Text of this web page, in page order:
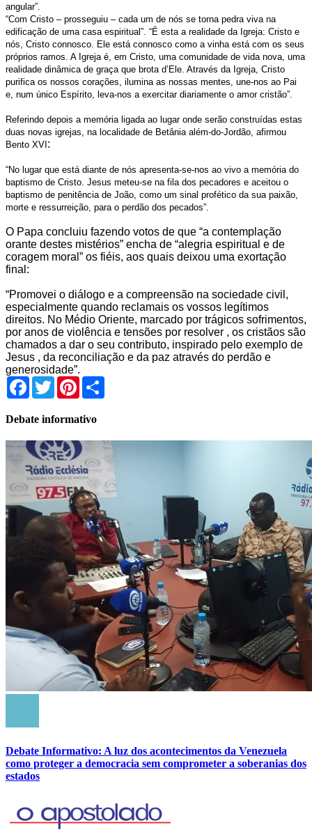
angular”.
“Com Cristo – prosseguiu – cada um de nós se torna pedra viva na
edificação de uma casa espiritual”. “É esta a realidade da Igreja: Cristo e
nós, Cristo connosco. Ele está connosco como a vinha está com os seus
próprios ramos. A Igreja é, em Cristo, uma comunidade de vida nova, uma
realidade dinâmica de graça que brota d’Ele. Através da Igreja, Cristo
purifica os nossos corações, ilumina as nossas mentes, une-nos ao Pai
e, num único Espírito, leva-nos a exercitar diariamente o amor cristão”.
Referindo depois a memória ligada ao lugar onde serão construídas estas
duas novas igrejas, na localidade de Betânia além-do-Jordão, afirmou
Bento XVI:
“No lugar que está diante de nós apresenta-se-nos ao vivo a memória do
baptismo de Cristo. Jesus meteu-se na fila dos pecadores e aceitou o
baptismo de penitência de João, como um sinal profético da sua paixão,
morte e ressurreição, para o perdão dos pecados”.
O Papa concluiu fazendo votos de que “a contemplação
orante destes mistérios” encha de “alegria espiritual e de
coragem moral” os fiéis, aos quais deixou uma exortação
final:
“Promovei o diálogo e a compreensão na sociedade civil,
especialmente quando reclamais os vossos legítimos
direitos. No Médio Oriente, marcado por trágicos sofrimentos,
por anos de violência e tensões por resolver , os cristãos são
chamados a dar o seu contributo, inspirado pelo exemplo de
Jesus , da reconciliação e da paz através do perdão e
generosidade”.
Facebook
TwitterPinterest
Debate informativo
Debate Informativo: A luz dos acontecimentos da Venezuela
como proteger a democracia sem comprometer a soberanias dos
estados